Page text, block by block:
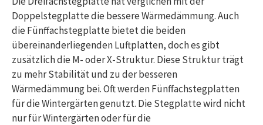
Doppelstegplatte die bessere Wärmedämmung. Auch
die Fünffachstegplatte bietet die beiden
übereinanderliegenden Luftplatten, doch es gibt
zusätzlich die M- oder X-Struktur. Diese Struktur trägt
zu mehr Stabilität und zu der besseren
Wärmedämmung bei. Oft werden Fünffachstegplatten
für die Wintergärten genutzt. Die Stegplatte wird nicht
nur für Wintergärten oder für die